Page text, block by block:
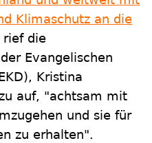
Klimaschutz an die
rief die
Evangelischen
Kristina
auf, "achtsam mit
und sie für
zu erhalten".